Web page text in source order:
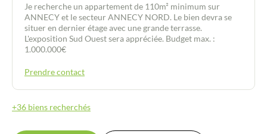
Je recherche un appartement de 110m² minimum sur
ANNECY et le secteur ANNECY NORD. Le bien devra se
situer en dernier étage avec une grande terrasse.
L'exposition Sud Ouest sera appréciée. Budget max. :
1.000.000€
Prendre contact
+36 biens recherchés